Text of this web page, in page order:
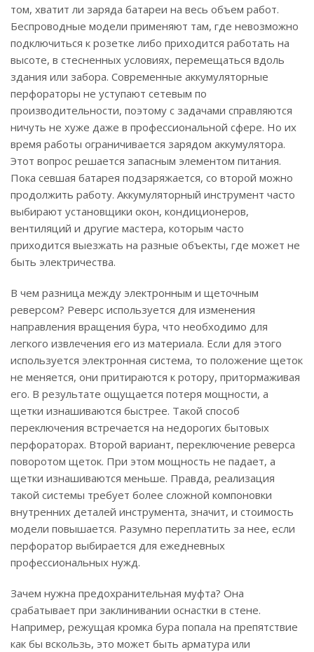
том, хватит ли заряда батареи на весь объем работ.
Беспроводные модели применяют там, где невозможно
подключиться к розетке либо приходится работать на
высоте, в стесненных условиях, перемещаться вдоль
здания или забора. Современные аккумуляторные
перфораторы не уступают сетевым по
производительности, поэтому с задачами справляются
ничуть не хуже даже в профессиональной сфере. Но их
время работы ограничивается зарядом аккумулятора.
Этот вопрос решается запасным элементом питания.
Пока севшая батарея подзаряжается, со второй можно
продолжить работу. Аккумуляторный инструмент часто
выбирают установщики окон, кондиционеров,
вентиляций и другие мастера, которым часто
приходится выезжать на разные объекты, где может не
быть электричества.
В чем разница между электронным и щеточным
реверсом? Реверс используется для изменения
направления вращения бура, что необходимо для
легкого извлечения его из материала. Если для этого
используется электронная система, то положение щеток
не меняется, они притираются к ротору, притормаживая
его. В результате ощущается потеря мощности, а
щетки изнашиваются быстрее. Такой способ
переключения встречается на недорогих бытовых
перфораторах. Второй вариант, переключение реверса
поворотом щеток. При этом мощность не падает, а
щетки изнашиваются меньше. Правда, реализация
такой системы требует более сложной компоновки
внутренних деталей инструмента, значит, и стоимость
модели повышается. Разумно переплатить за нее, если
перфоратор выбирается для ежедневных
профессиональных нужд.
Зачем нужна предохранительная муфта? Она
срабатывает при заклинивании оснастки в стене.
Например, режущая кромка бура попала на препятствие
как бы вскользь, это может быть арматура или